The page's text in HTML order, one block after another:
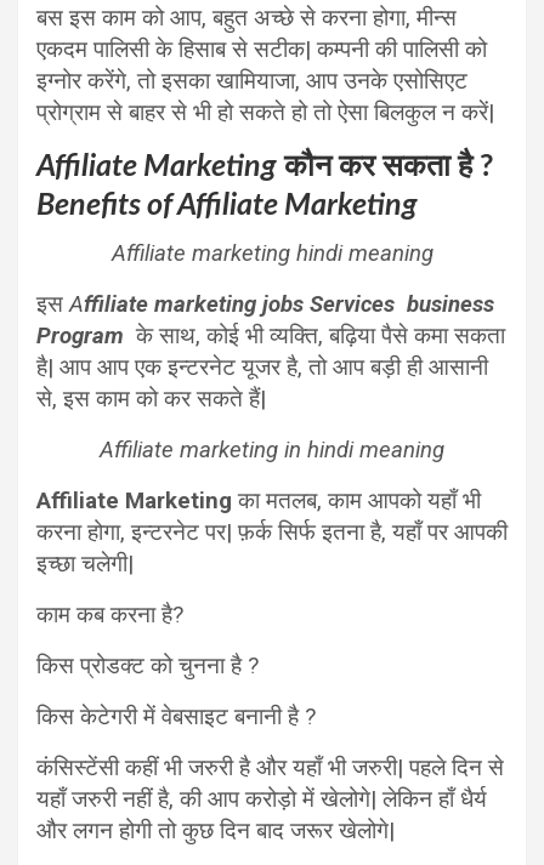
बस इस काम को आप, बहुत अच्छे से करना होगा, मीन्स
एकदम पालिसी के हिसाब से सटीक| कम्पनी की पालिसी को
इग्नोर करेंगे, तो इसका खामियाजा, आप उनके एसोसिएट
प्रोग्राम से बाहर से भी हो सकते हो तो ऐसा बिलकुल न करें|
Affiliate Marketing कौन कर सकता है ?
Benefits of Affiliate Marketing
Affiliate marketing hindi meaning
इसAffiliate marketing jobs Services business
Program के साथ, कोई भी व्यक्ति, बढ़िया पैसे कमा सकता
है| आप आप एक इन्टरनेट यूजर है, तो आप बड़ी ही आसानी
से, इस काम को कर सकते हैं|
Affiliate marketing in hindi meaning
Affiliate Marketingका मतलब, काम आपको यहाँ भी
करना होगा, इन्टरनेट पर| फ़र्क सिर्फ इतना है, यहाँ पर आपकी
इच्छा चलेगी|
काम कब करना है?
किस प्रोडक्ट को चुनना है ?
किस केटेगरी में वेबसाइट बनानी है ?
कंसिस्टेंसी कहीं भी जरुरी है और यहाँ भी जरुरी| पहले दिन से
यहाँ जरुरी नहीं है, की आप करोड़ो में खेलोगे| लेकिन हाँ धैर्य
और लगन होगी तो कुछ दिन बाद जरूर खेलोगे|